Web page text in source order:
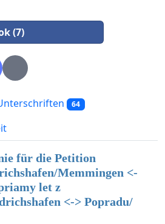
(7)
64
für die Petition
Memmingen <-
let z
<-> Popradu/